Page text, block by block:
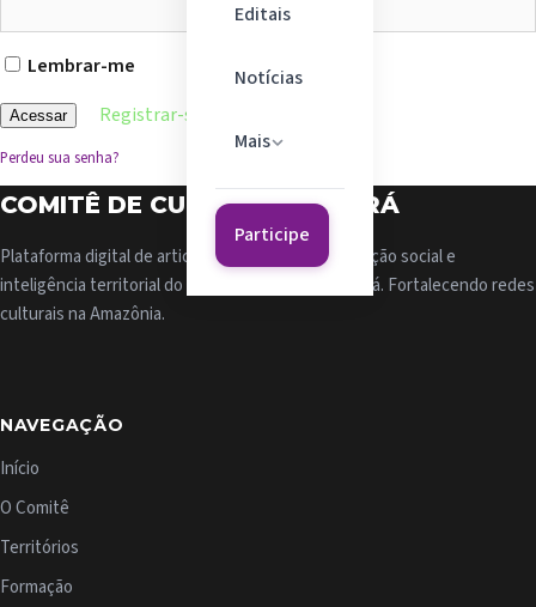
Editais
Notícias
Mais
Participe
Lembrar-me
Registrar-se
Perdeu sua senha?
COMITÊ DE CULTURA DO PARÁ
Plataforma digital de articulação cultural, participação social e
inteligência territorial do Comitê de Cultura do Pará. Fortalecendo redes
culturais na Amazônia.
NAVEGAÇÃO
Início
O Comitê
Territórios
Formação